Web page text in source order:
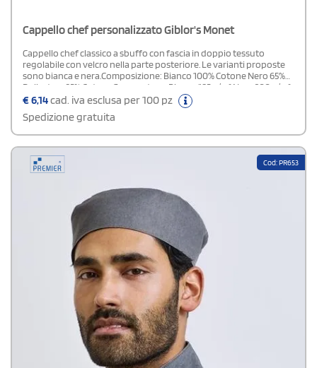
Cappello chef personalizzato Giblor's Monet
Cappello chef classico a sbuffo con fascia in doppio tessuto
regolabile con velcro nella parte posteriore. Le varianti proposte
sono bianca e nera.Composizione: Bianco 100% Cotone Nero 65%
Poliestere 35% CotoneGrammatura: Bianco 185 g/m² Nero 200 g/m²
€6,14cad. iva esclusa per 100 pz
Spedizione gratuita
Cod: PR653